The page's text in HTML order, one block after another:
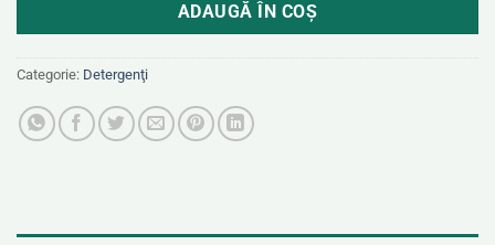
ADAUGĂ ÎN COȘ
Categorie: Detergenţi